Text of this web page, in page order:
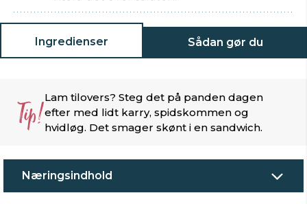
Ingredienser Sådan gør du
Tip!Lam tilovers? Steg det på panden dagen
efter med lidt karry, spidskommen og
hvidløg. Det smager skønt i en sandwich.
Næringsindhold